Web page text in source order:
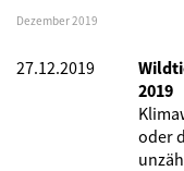
Dezember 2019
27.12.2019
2019
oder